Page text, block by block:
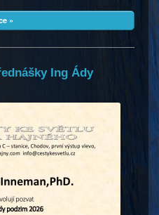
»
Ing Ády